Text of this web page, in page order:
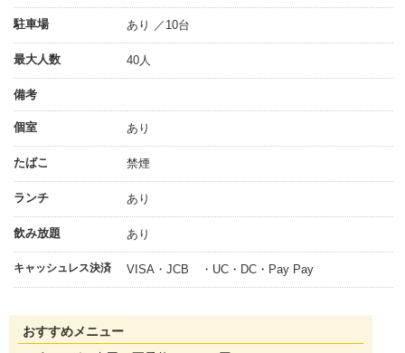
駐車場 あり ／10台
最大人数 40人
備考
個室 あり
たばこ 禁煙
ランチ あり
飲み放題 あり
キャッシュレス決済 VISA・JCB ・UC・DC・Pay Pay
おすすめメニュー